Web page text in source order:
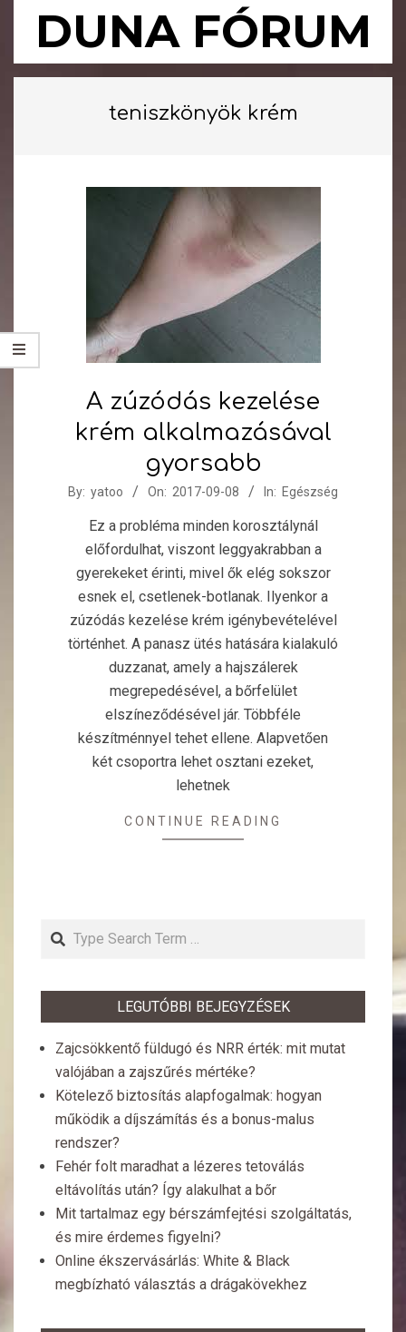
DUNA FÓRUM
Primary
teniszkönyök krém
A zúzódás kezelése
krém alkalmazásával
gyorsabb
2017-
By: yatoo On: 2017-09-08 In: Egészség
Ez a probléma minden korosztálynál
előfordulhat, viszont leggyakrabban a
gyerekeket érinti, mivel ők elég sokszor
esnek el, csetlenek-botlanak. Ilyenkor a
zúzódás kezelése krém igénybevételével
történhet. A panasz ütés hatására kialakuló
duzzanat, amely a hajszálerek
megrepedésével, a bőrfelület
elszíneződésével jár. Többféle
készítménnyel tehet ellene. Alapvetően
két csoportra lehet osztani ezeket,
lehetnek
CONTINUE READING
Search
LEGUTÓBBI BEJEGYZÉSEK
Zajcsökkentő füldugó és NRR érték: mit mutat
valójában a zajszűrés mértéke?
Kötelező biztosítás alapfogalmak: hogyan
működik a díjszámítás és a bonus-malus
rendszer?
Fehér folt maradhat a lézeres tetoválás
eltávolítás után? Így alakulhat a bőr
Mit tartalmaz egy bérszámfejtési szolgáltatás,
és mire érdemes figyelni?
Online ékszervásárlás: White & Black
megbízható választás a drágakövekhez